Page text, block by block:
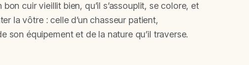
bon cuir vieillit bien, qu’il s’assouplit, se colore, et
la vôtre : celle d’un chasseur patient,
son équipement et de la nature qu’il traverse.